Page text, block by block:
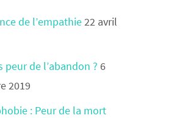
de l’empathie22 avril
peur de l’abandon ? 6
2019
: Peur de la mort